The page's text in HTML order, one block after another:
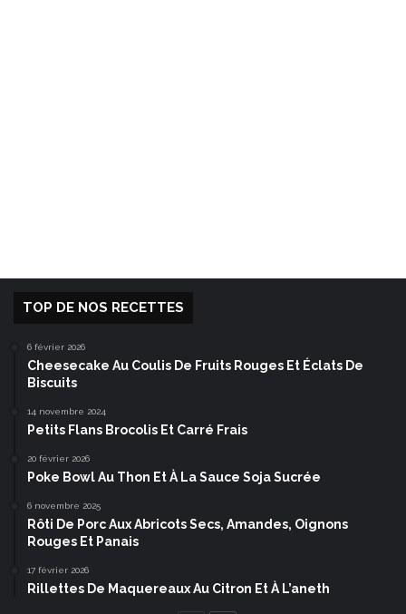
TOP DE NOS RECETTES
6 février 2026
Cheesecake Au Coulis De Fruits Rouges Et Éclats De
Biscuits
14 novembre 2024
Petits Flans Brocolis Et Carré Frais
20 février 2026
Poke Bowl Au Thon Et À La Sauce Soja Sucrée
6 novembre 2025
Rôti De Porc Aux Abricots Secs, Amandes, Oignons
Rouges Et Panais
17 février 2026
Rillettes De Maquereaux Au Citron Et À L’aneth